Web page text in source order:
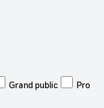
Grand public Pro